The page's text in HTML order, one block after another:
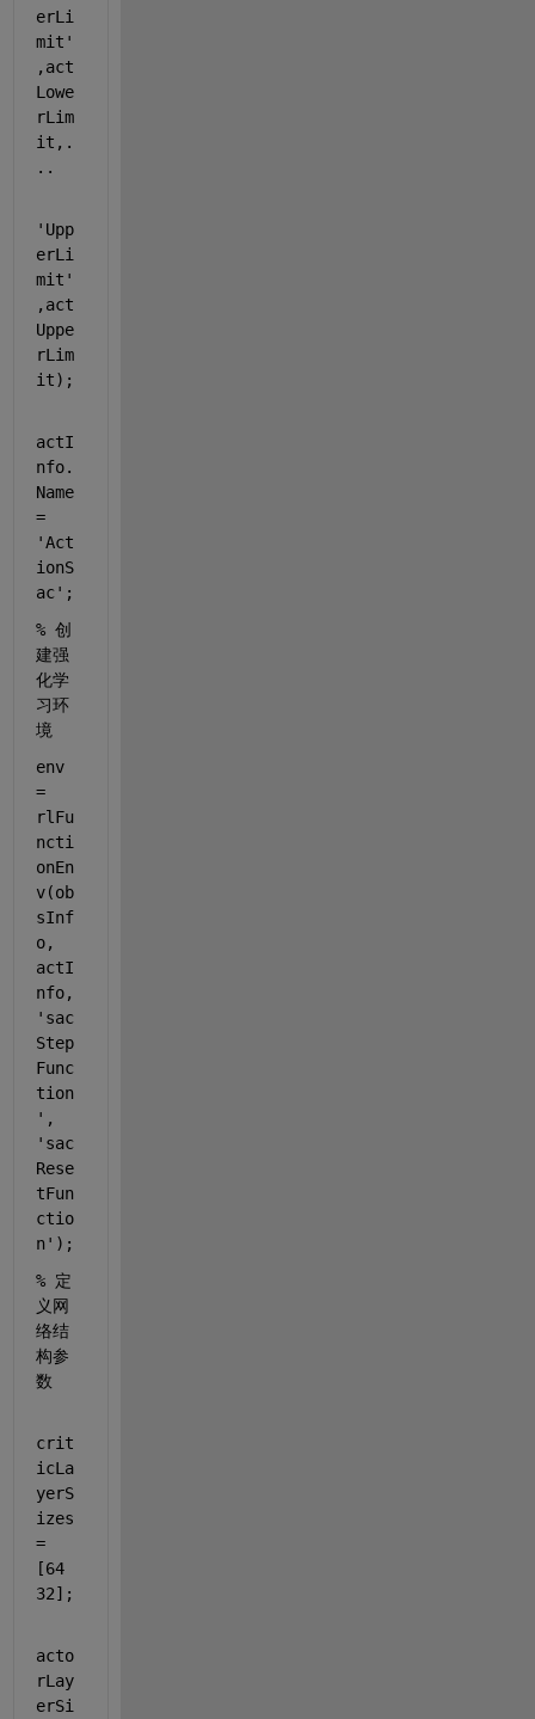
erLi
mit'
,act
Lowe
rLim
it, .
..
'Upp
erLi
mit'
,act
Uppe
rLim
actI
nfo.
Name
=
'Act
ionS
ac' ;
% 创
建强
化学
习环
境
env
=
rlFu
ncti
onEn
v(ob
sInf
o,
actI
'sac
Step
Func
tion
'
'sac
Rese
tFun
ctio
n' );
% 定
义网
络结
构参
数
crit
icLa
yerS
izes
=
[64
32];
acto
rLay
erSi